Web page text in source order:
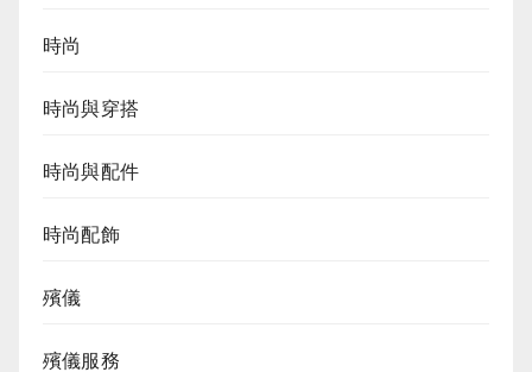
時尚
時尚與穿搭
時尚與配件
時尚配飾
殯儀
殯儀服務